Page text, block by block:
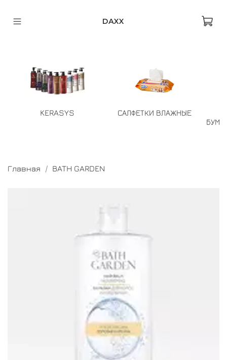
DAXX
KERASYS
САЛФЕТКИ ВЛАЖНЫЕ
Главная BATH GARDEN